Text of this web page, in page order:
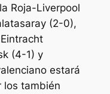
Roja-Liverpool
(2-0),
(4-1) y
estará
los también